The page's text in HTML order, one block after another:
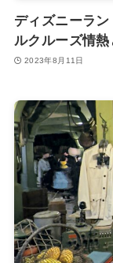
ディズニーラ
ルクルーズ情
2023年8月11日